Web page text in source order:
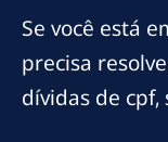
Se você está
precisa
dívidas de